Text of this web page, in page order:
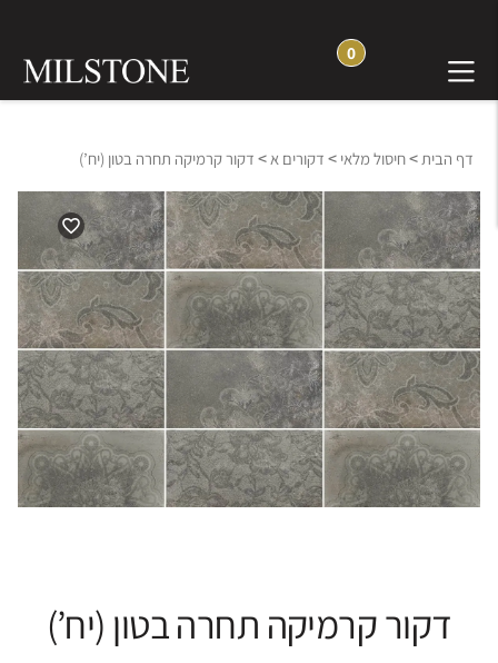
0
דף הבית>חיסול מלאי > דקורים א> דקור קרמיקה תחרה בטון (יח’)
דקור קרמיקה תחרה בטון (יח’)